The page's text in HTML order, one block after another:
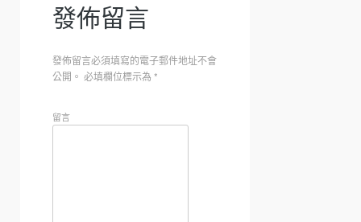
發佈留言
發佈留言必須填寫的電子郵件地址不會
公開。 必填欄位標示為 *
留言